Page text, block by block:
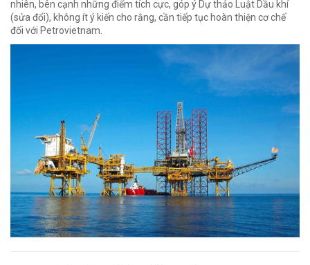
nhiên, bên cạnh những điểm tích cực, góp ý Dự thảo Luật Dầu khí
(sửa đổi), không ít ý kiến cho rằng, cần tiếp tục hoàn thiện cơ chế
đối với Petrovietnam.